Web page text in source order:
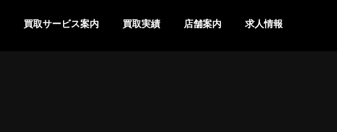
買取サービス案内 買取実績 店舗案内 求人情報